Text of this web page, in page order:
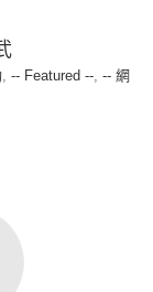
, -- Featured --, -- 網